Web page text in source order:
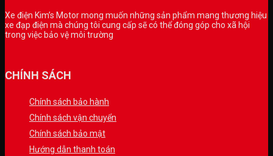
Xe điện Kim’s Motor mong muốn những sản phẩm mang thương hiệu
xe đạp điện mà chúng tôi cung cấp sẽ có thể đóng góp cho xã hội
trong việc bảo vệ môi trường
CHÍNH SÁCH
Chính sách bảo hành
Chính sách vận chuyển
Chính sách bảo mật
Hướng dẫn thanh toán